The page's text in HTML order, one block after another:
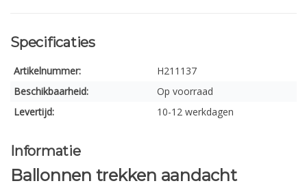
Specificaties
Artikelnummer:
H211137
Beschikbaarheid:
Op voorraad
Levertijd:
10-12 werkdagen
Informatie
Ballonnen trekken aandacht